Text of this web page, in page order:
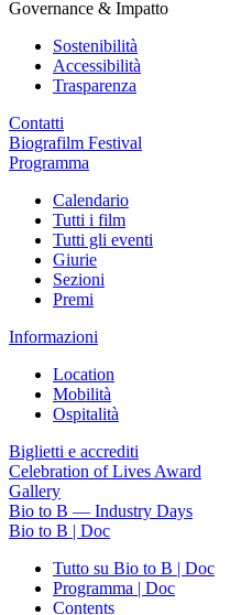
Governance & Impatto
Sostenibilità
Accessibilità
Trasparenza
Contatti
Biografilm Festival
Programma
Calendario
Tutti i film
Tutti gli eventi
Giurie
Sezioni
Premi
Informazioni
Location
Mobilità
Ospitalità
Biglietti e accrediti
Celebration of Lives Award
Gallery
Bio to B — Industry Days
Bio to B | Doc
Tutto su Bio to B | Doc
Programma | Doc
Contents